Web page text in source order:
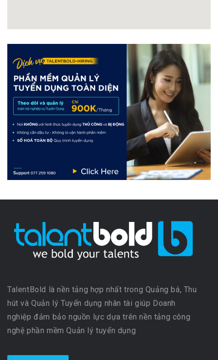
TalentBold là nền tảng hợp nhất trong Quảng bá, Thu
hút và Quản lý Tuyển dụng nhân tài giúp Doanh
nghiệp đảm bảo nguồn lực dựa trên nền tảng công
nghệ phần mềm Quản lý tuyển dụng